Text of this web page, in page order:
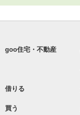
goo住宅・不動産
借りる
買う